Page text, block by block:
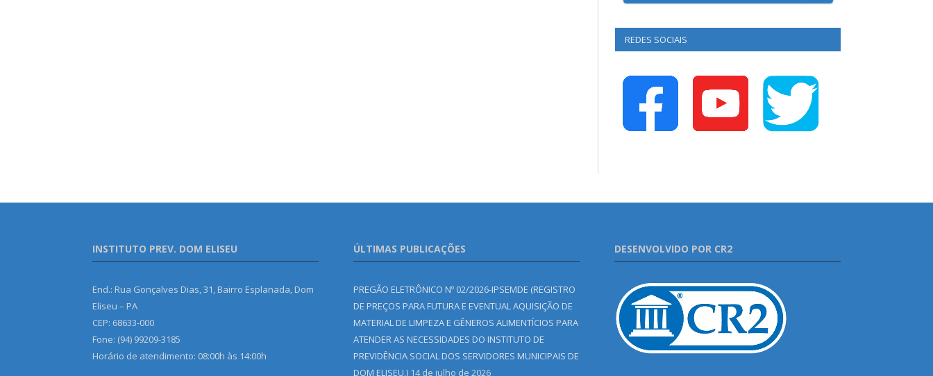
REDES SOCIAIS
INSTITUTO PREV. DOM ELISEU
End.: Rua Gonçalves Dias, 31, Bairro Esplanada, Dom
Eliseu – PA
CEP: 68633-000
Fone: (94) 99209-3185
Horário de atendimento: 08:00h às 14:00h
ÚLTIMAS PUBLICAÇÕES
PREGÃO ELETRÔNICO Nº 02/2026-IPSEMDE (REGISTRO
DE PREÇOS PARA FUTURA E EVENTUAL AQUISIÇÃO DE
MATERIAL DE LIMPEZA E GÊNEROS ALIMENTÍCIOS PARA
ATENDER AS NECESSIDADES DO INSTITUTO DE
PREVIDÊNCIA SOCIAL DOS SERVIDORES MUNICIPAIS DE
DOM ELISEU.) 14 de julho de 2026
DESENVOLVIDO POR CR2